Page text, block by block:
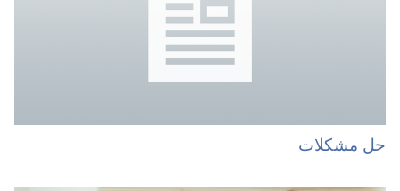
حل مشکلات